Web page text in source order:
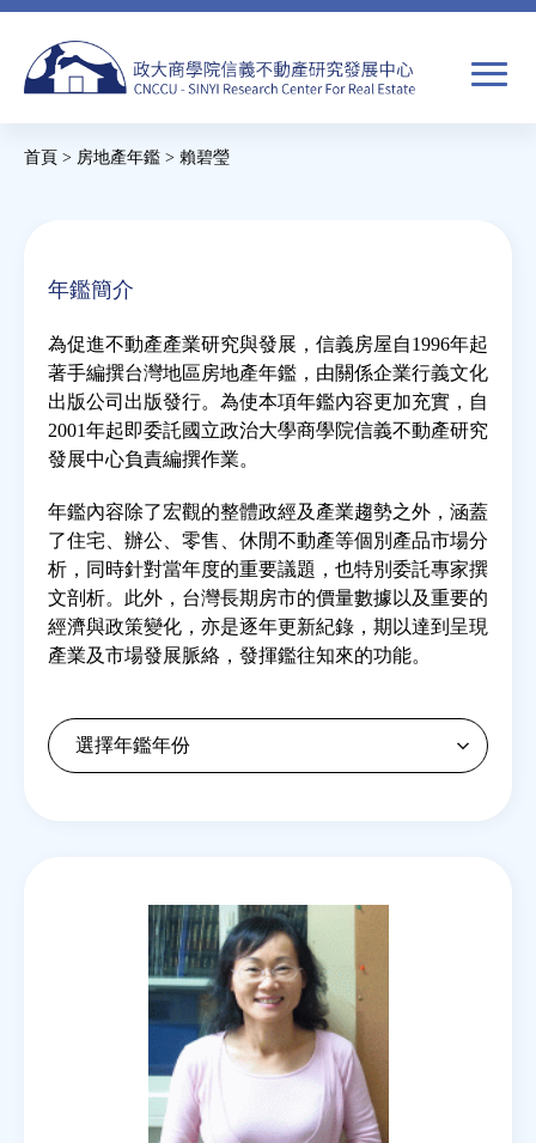
Jump
navigation
表
搜
焦點新聞
教育推廣
房市分析
研究獎勵
房地產年鑑
電子報
這
首頁 > 房地產年鑑 > 賴碧瑩
年鑑簡介
為促進不動產產業研究與發展，信義房屋自1996年起
著手編撰台灣地區房地產年鑑，由關係企業行義文化
出版公司出版發行。為使本項年鑑內容更加充實，自
2001年起即委託國立政治大學商學院信義不動產研究
發展中心負責編撰作業。
年鑑內容除了宏觀的整體政經及產業趨勢之外，涵蓋
了住宅、辦公、零售、休閒不動產等個別產品市場分
析，同時針對當年度的重要議題，也特別委託專家撰
文剖析。此外，台灣長期房市的價量數據以及重要的
經濟與政策變化，亦是逐年更新紀錄，期以達到呈現
產業及市場發展脈絡，發揮鑑往知來的功能。